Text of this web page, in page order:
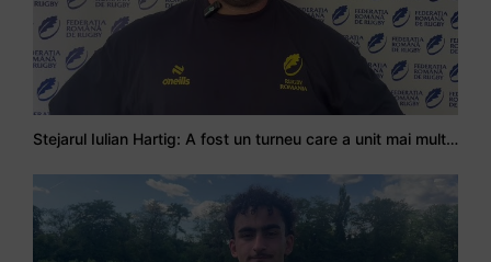
Stejarul Iulian Hartig: A fost un turneu care a unit mai mult echipa